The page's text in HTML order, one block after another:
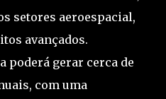
setores aeroespacial,
avançados.
poderá gerar cerca de
com uma